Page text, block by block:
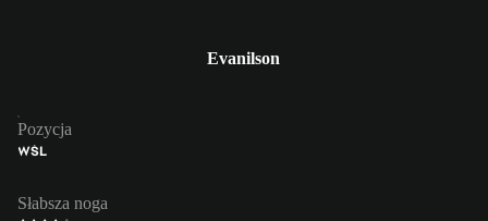
Evanilson
Pozycja
WŚL
Słabsza noga